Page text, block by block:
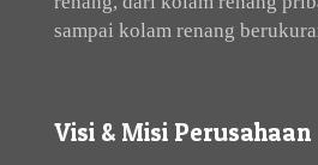
sampai kolam renang
Visi & Misi Perusahaan